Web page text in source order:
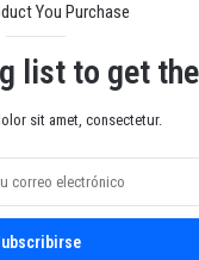
You Purchase
list to get
sit amet, consectetur.